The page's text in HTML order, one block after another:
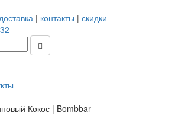
| контакты | скидки
Кокос | Bombbar